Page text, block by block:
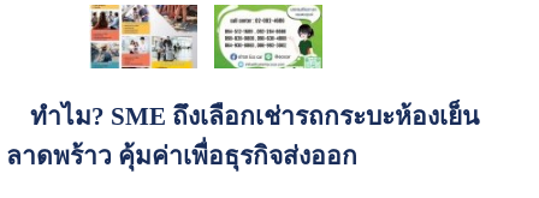
ทำไม? SME ถึงเลือกเช่ารถกระบะห้องเย็น
ลาดพร้าว คุ้มค่าเพื่อธุรกิจส่งออก